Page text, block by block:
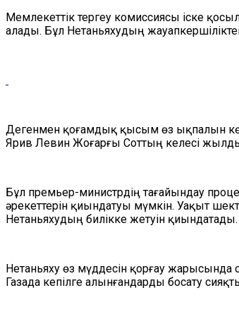
Мемлекеттік тергеу комиссиясы іске
алады. Бұл Нетаньяхудың
Дегенмен қоғамдық қысым өз ықпалын
Ярив Левин Жоғарғы Соттың келесі
Бұл премьер-министрдің тағайындау
әрекеттерін қиындатуы мүмкін. Уақыт
Нетаньяхудың билікке жетуін қиындатады.
Нетаньяху өз мүддесін қорғау
Газада кепілге алынғандарды босату